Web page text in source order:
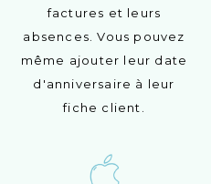
factures et leurs
absences. Vous pouvez
même ajouter leur date
d'anniversaire à leur
fiche client.